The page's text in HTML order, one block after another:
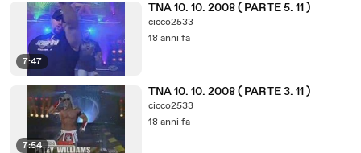
7:47
TNA 10. 10. 2008 ( PARTE 5. 11 )
cicco2533
18 anni fa
7:54
TNA 10. 10. 2008 ( PARTE 3. 11 )
cicco2533
18 anni fa